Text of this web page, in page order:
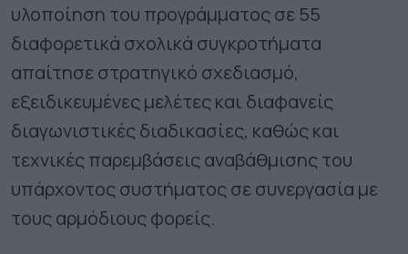
υλοποίηση του προγράμματος σε 55
διαφορετικά σχολικά συγκροτήματα
απαίτησε στρατηγικό σχεδιασμό,
εξειδικευμένες μελέτες και διαφανείς
διαγωνιστικές διαδικασίες, καθώς και
τεχνικές παρεμβάσεις αναβάθμισης του
υπάρχοντος συστήματος σε συνεργασία με
τους αρμόδιους φορείς.